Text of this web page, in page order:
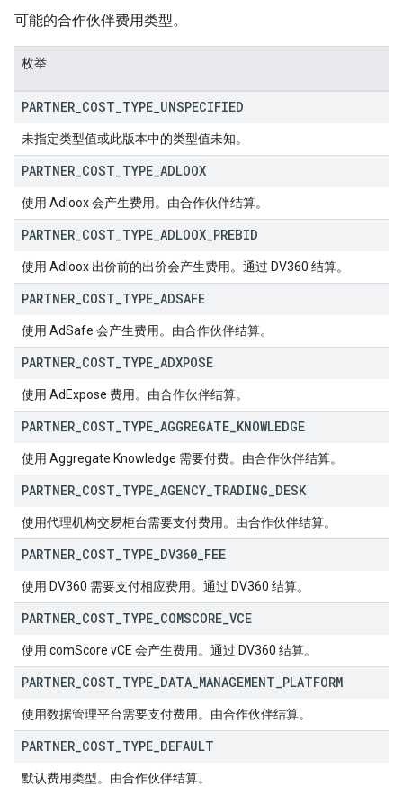
可能的合作伙伴费用类型。
枚举
PARTNER COST TYPE UNSPECIFIED
未指定类型值或此版本中的类型值未知。
PARTNER COST TYPE ADLOOX
使用 Adloox 会产生费用。由合作伙伴结算。
PARTNER COST TYPE ADLOOX PREBID
使用 Adloox 出价前的出价会产生费用。通过 DV360 结算。
PARTNER COST TYPE ADSAFE
使用 AdSafe 会产生费用。由合作伙伴结算。
PARTNER COST TYPE ADXPOSE
使用 AdExpose 费用。由合作伙伴结算。
PARTNER COST TYPE AGGREGATE KNOWLEDGE
使用 Aggregate Knowledge 需要付费。由合作伙伴结算。
PARTNER COST TYPE AGENCY TRADING DESK
使用代理机构交易柜台需要支付费用。由合作伙伴结算。
PARTNER COST TYPE DV360 FEE
使用 DV360 需要支付相应费用。通过 DV360 结算。
PARTNER COST TYPE COMSCORE VCE
使用 comScore vCE 会产生费用。通过 DV360 结算。
PARTNER COST TYPE DATA MANAGEMENT PLATFORM
使用数据管理平台需要支付费用。由合作伙伴结算。
PARTNER COST TYPE DEFAULT
默认费用类型。由合作伙伴结算。